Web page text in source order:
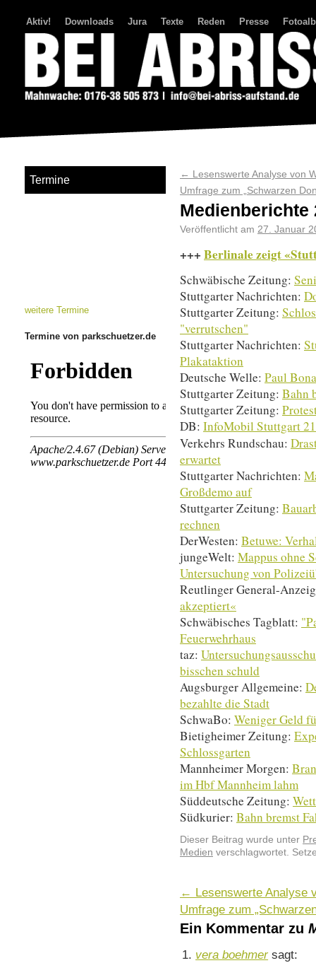
Aktiv! Downloads Jura Texte Reden Presse
← Lesenswerte Analyse von
Umfrage zum „Schwarzen
Medienberichte
Veröffentlicht am 27. Januar
+++ Berlinale zeigt
Schwäbische Zeitung:
Stuttgarter Nachrichten:
Stuttgarter Zeitung:
"verrutschen"
Stuttgarter Nachrichten:
Plakataktion
Deutsche Welle: Paul
Stuttgarter Zeitung: Bahn
Stuttgarter Zeitung:
DB: InfoMobil Stuttgart
Verkehrs Rundschau:
erwartet
Stuttgarter Nachrichten:
Großdemo auf
Stuttgarter Zeitung:
rechnen
DerWesten: Betuwe:
jungeWelt: Mappus ohne
Untersuchung von
Reutlinger General-
akzeptiert«
Schwäbisches Tagblatt:
Feuerwehrhaus
taz:
bisschen schuld
Augsburger Allgemeine:
bezahlte die Stadt
SchwaBo: Weniger Geld
Bietigheimer Zeitung:
Schlossgarten
Mannheimer Morgen:
im Hbf Mannheim lahm
Süddeutsche Zeitung:
Südkurier: Bahn bremst
Dieser Beitrag wurde unter
Medien verschlagwortet.
← Lesenswerte Analyse
Umfrage zum
Ein Kommentar zu
vera boehmer sagt:
Termine
weitere Termine
Termine von parkschuetzer.de